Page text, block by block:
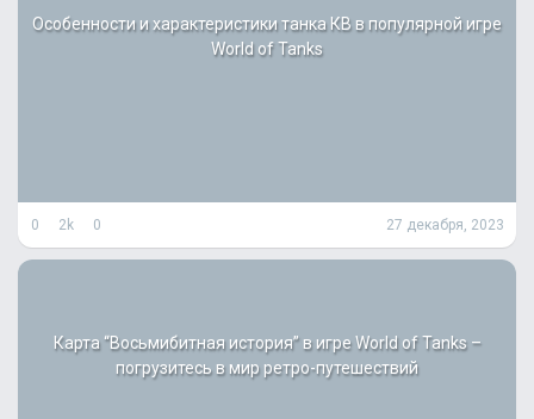
Особенности и характеристики танка КВ в популярной игре
World of Tanks
0 2k 0 27 декабря, 2023
Карта “Восьмибитная история” в игре World of Tanks –
погрузитесь в мир ретро-путешествий